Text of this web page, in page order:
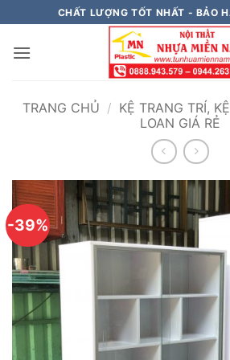
qua
nội
CHẤT LƯỢNG TỐT NHẤT - BẢO
TRANG CHỦ / KỆ TRANG TRÍ,
LOAN GIÁ RẺ
-39%